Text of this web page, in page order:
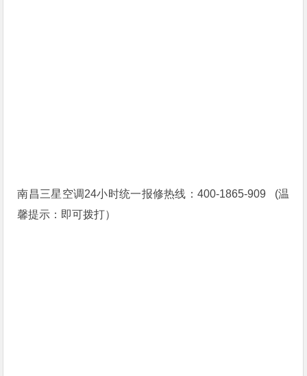
南昌三星空调24小时统一报修热线：400-1865-909 (温
馨提示：即可拨打）